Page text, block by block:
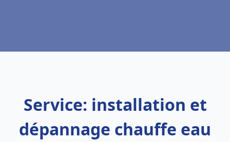
Service: installation et
dépannage chauffe eau